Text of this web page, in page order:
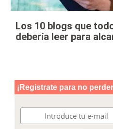
Los 10 blogs que
debería leer para